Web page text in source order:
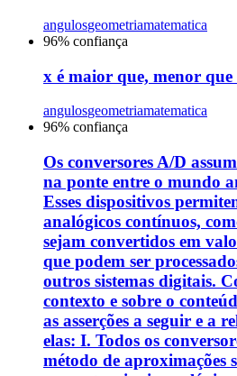
angulosgeometriamatematica
96% confiança
x é maior que, menor
angulosgeometriamatematica
96% confiança
Os conversores A/D
na ponte entre o mundo
Esses dispositivos
analógicos contínuos,
sejam convertidos em
que podem ser
outros sistemas digitais.
contexto e sobre o
as asserções a seguir e a
elas: I. Todos os
método de aproximações